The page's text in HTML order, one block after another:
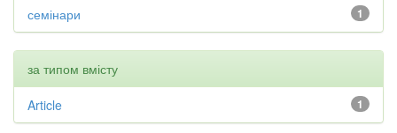
1
семінари
за типом вмісту
1
Article